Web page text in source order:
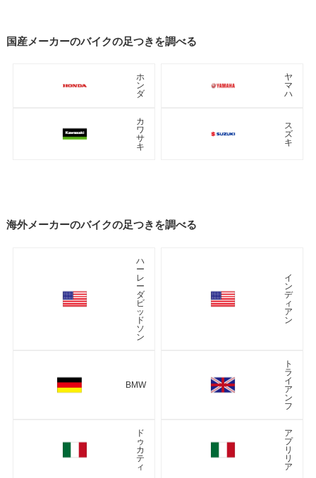
国産メーカーのバイクの足つきを調べる
ホ
ン
ダ
ヤ
マ
ハ
カ
ワ
サ
キ
ス
ズ
キ
海外メーカーのバイクの足つきを調べる
ハ
ー
レ
ー
ダ
ビ
ッ
ド
ソ
ン
イ
ン
デ
ィ
ア
ン
BMW
ト
ラ
イ
ア
ン
フ
ド
ゥ
カ
テ
ィ
ア
プ
リ
リ
ア